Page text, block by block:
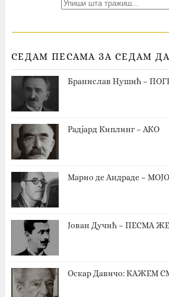
СЕДАМ ПЕСАМА ЗА СЕДАМ
Бранислав Нушић –
Радјард Киплинг – АКО
Марио де Андраде –
Јован Дучић – ПЕСМА
Оскар Давичо‎: КАЖЕМ